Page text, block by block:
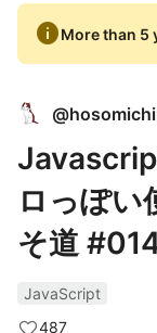
infoMore than 5
@hosomichi
ロっぽい
そ道
JavaScript
487